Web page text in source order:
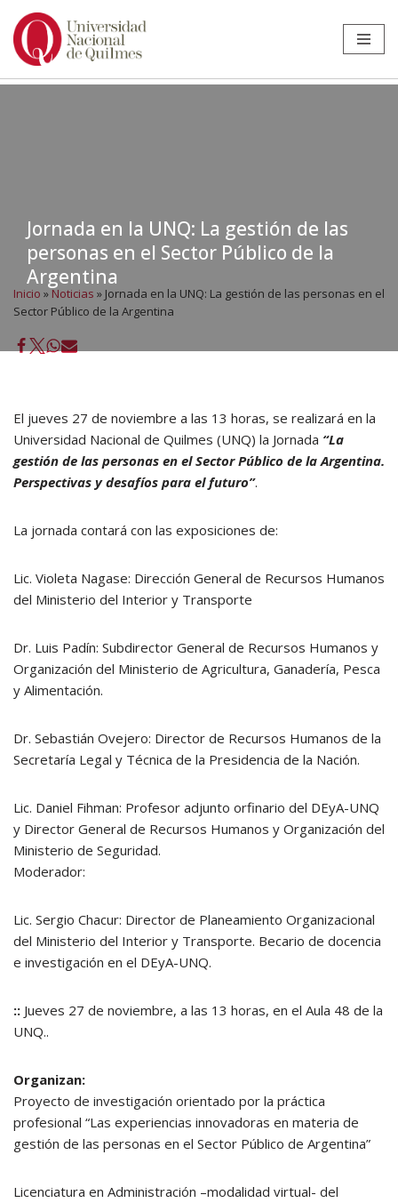
Ir
Jornada en la UNQ: La gestión de las
personas en el Sector Público de la
Argentina
Inicio »Noticias » Jornada en la UNQ: La gestión de las personas en el
Sector Público de la Argentina
El jueves 27 de noviembre a las 13 horas, se realizará en la
Universidad Nacional de Quilmes (UNQ) la Jornada “La
gestión de las personas en el Sector Público de la Argentina.
Perspectivas y desafíos para el futuro”.
La jornada contará con las exposiciones de:
Lic. Violeta Nagase: Dirección General de Recursos Humanos
del Ministerio del Interior y Transporte
Dr. Luis Padín: Subdirector General de Recursos Humanos y
Organización del Ministerio de Agricultura, Ganadería, Pesca
y Alimentación.
Dr. Sebastián Ovejero: Director de Recursos Humanos de la
Secretaría Legal y Técnica de la Presidencia de la Nación.
Lic. Daniel Fihman: Profesor adjunto orfinario del DEyA-UNQ
y Director General de Recursos Humanos y Organización del
Ministerio de Seguridad.
Moderador:
Lic. Sergio Chacur: Director de Planeamiento Organizacional
del Ministerio del Interior y Transporte. Becario de docencia
e investigación en el DEyA-UNQ.
:: Jueves 27 de noviembre, a las 13 horas, en el Aula 48 de la
UNQ..
Organizan:
Proyecto de investigación orientado por la práctica
profesional “Las experiencias innovadoras en materia de
gestión de las personas en el Sector Público de Argentina”
Licenciatura en Administración –modalidad virtual- del